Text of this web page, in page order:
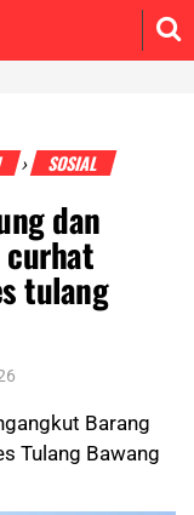
› SOSIAL
dan
tulang
Barang
Tulang Bawang